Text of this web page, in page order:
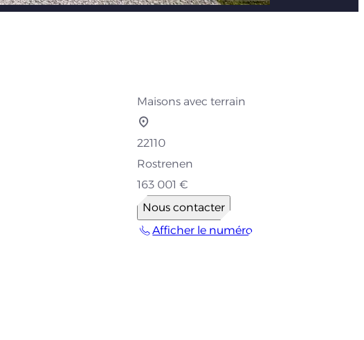
Maisons avec terrain
22110
Rostrenen
163 001 €
Nous contacter
Afficher le numéro